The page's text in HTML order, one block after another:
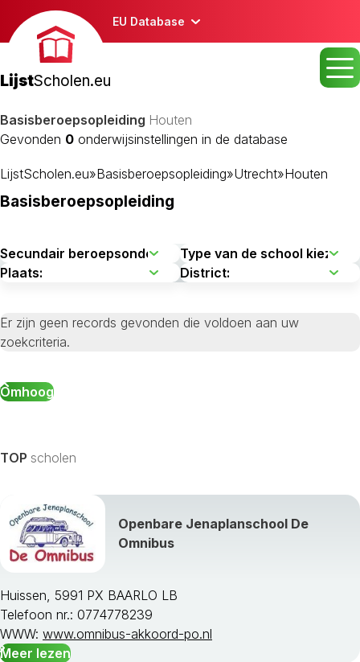
EU Database
LijstScholen.eu
Basisberoepsopleiding Houten
Gevonden 0 onderwijsinstellingen in de database
LijstScholen.eu»Basisberoepsopleiding»Utrecht»Houten
Basisberoepsopleiding
Er zijn geen records gevonden die voldoen aan uw
zoekcriteria.
Omhoog
TOP scholen
Openbare Jenaplanschool De
Omnibus
Huissen, 5991 PX BAARLO LB
Telefoon nr.: 0774778239
WWW: www.omnibus-akkoord-po.nl
Meer lezen